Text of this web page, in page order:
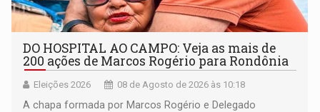
DO HOSPITAL AO CAMPO: Veja as mais de
200 ações de Marcos Rogério para Rondônia
Eleições 2026 08 de Agosto de 2026 às 10:18
A chapa formada por Marcos Rogério e Delegado